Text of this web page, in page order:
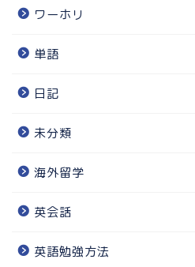
ワーホリ
単語
日記
未分類
海外留学
英会話
英語勉強方法